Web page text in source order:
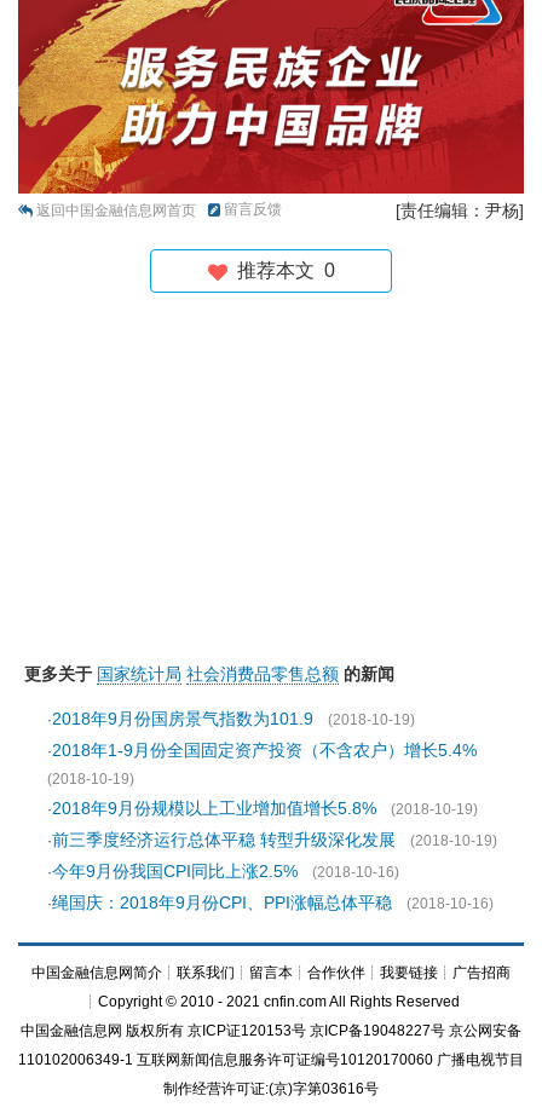
返回中国金融信息网首页 留言反馈 [责任编辑：尹杨]
推荐本文 0
更多关于 国家统计局 社会消费品零售总额 的新闻
·2018年9月份国房景气指数为101.9
(2018-10-19)
·2018年1-9月份全国固定资产投资（不含农户）增长5.4%
(2018-10-19)
·2018年9月份规模以上工业增加值增长5.8%
(2018-10-19)
·前三季度经济运行总体平稳 转型升级深化发展
(2018-10-19)
·今年9月份我国CPI同比上涨2.5%
(2018-10-16)
·绳国庆：2018年9月份CPI、PPI涨幅总体平稳 (2018-10-16)
中国金融信息网简介 ┊ 联系我们 ┊ 留言本 ┊ 合作伙伴 ┊ 我要链接 ┊ 广告招商
┊Copyright © 2010 - 2021 cnfin.com All Rights Reserved
中国金融信息网 版权所有 京ICP证120153号 京ICP备19048227号 京公网安备
110102006349-1 互联网新闻信息服务许可证编号10120170060 广播电视节目
制作经营许可证:(京)字第03616号